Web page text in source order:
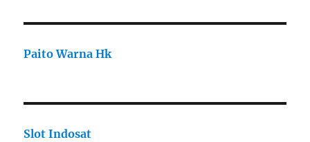
Paito Warna Hk
Slot Indosat